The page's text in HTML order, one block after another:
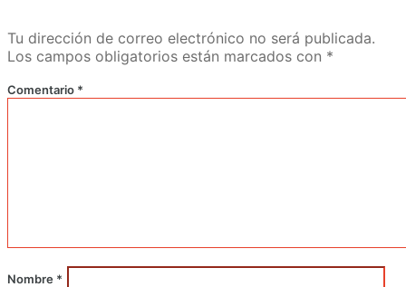
Tu dirección de correo electrónico no será publicada.
Los campos obligatorios están marcados con *
Comentario *
Nombre *